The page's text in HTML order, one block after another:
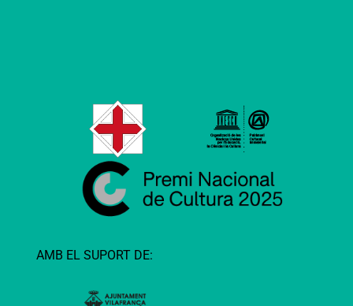
AMB EL SUPORT DE: